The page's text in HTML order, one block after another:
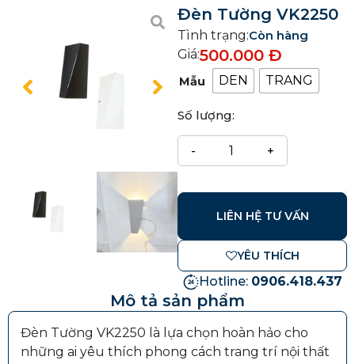
Đèn Tường VK2250
Tình trạng:Còn hàng
Giá:500.000 Đ
Mẫu DEN TRANG
Số lượng:
LIÊN HỆ TƯ VẤN
YÊU THÍCH
Hotline: 0906.418.437
Mô tả sản phẩm
Đèn Tường VK2250 là lựa chọn hoàn hảo cho
những ai yêu thích phong cách trang trí nội thất